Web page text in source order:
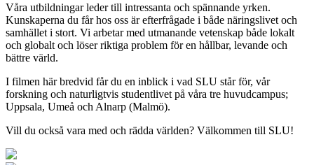
Våra utbildningar leder till intressanta och spännande yrken.
Kunskaperna du får hos oss är efterfrågade i både näringslivet och
samhället i stort. Vi arbetar med utmanande vetenskap både lokalt
och globalt och löser riktiga problem för en hållbar, levande och
bättre värld.
I filmen här bredvid får du en inblick i vad SLU står för, vår
forskning och naturligtvis studentlivet på våra tre huvudcampus;
Uppsala, Umeå och Alnarp (Malmö).
Vill du också vara med och rädda världen? Välkommen till SLU!